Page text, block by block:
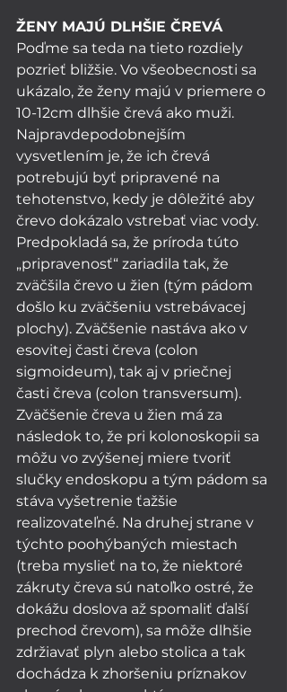
ŽENY MAJÚ DLHŠIE ČREVÁ
Poďme sa teda na tieto rozdiely
pozrieť bližšie. Vo všeobecnosti sa
ukázalo, že ženy majú v priemere o
10-12cm dlhšie črevá ako muži.
Najpravdepodobnejším
vysvetlením je, že ich črevá
potrebujú byť pripravené na
tehotenstvo, kedy je dôležité aby
črevo dokázalo vstrebať viac vody.
Predpokladá sa, že príroda túto
„pripravenosť“ zariadila tak, že
zväčšila črevo u žien (tým pádom
došlo ku zväčšeniu vstrebávacej
plochy). Zväčšenie nastáva ako v
esovitej časti čreva (colon
sigmoideum), tak aj v priečnej
časti čreva (colon transversum).
Zväčšenie čreva u žien má za
následok to, že pri kolonoskopii sa
môžu vo zvýšenej miere tvoriť
slučky endoskopu a tým pádom sa
stáva vyšetrenie ťažšie
realizovateľné. Na druhej strane v
týchto poohýbaných miestach
(treba myslieť na to, že niektoré
zákruty čreva sú natoľko ostré, že
dokážu doslova až spomaliť ďalší
prechod črevom), sa môže dlhšie
zdržiavať plyn alebo stolica a tak
dochádza k zhoršeniu príznakov